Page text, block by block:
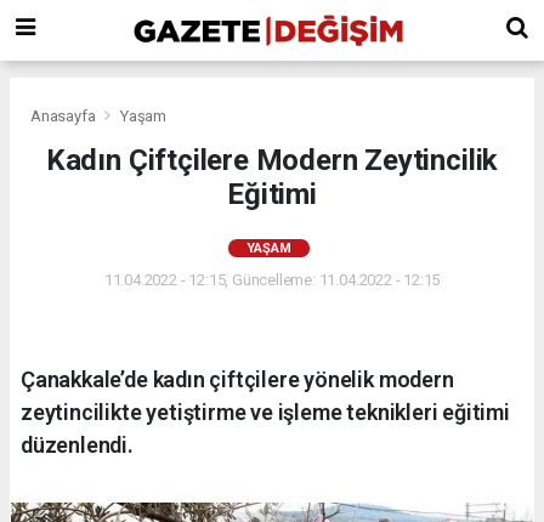
Anasayfa Yaşam
Kadın Çiftçilere Modern Zeytincilik
Eğitimi
YAŞAM
11.04.2022 - 12:15, Güncelleme: 11.04.2022 - 12:15
Çanakkale’de kadın çiftçilere yönelik modern
zeytincilikte yetiştirme ve işleme teknikleri eğitimi
düzenlendi.